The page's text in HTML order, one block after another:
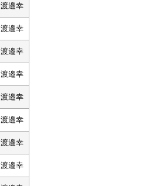
渡邉幸
渡邉幸
渡邉幸
渡邉幸
渡邉幸
渡邉幸
渡邉幸
渡邉幸